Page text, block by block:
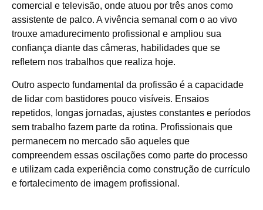
comercial e televisão, onde atuou por três anos como
assistente de palco. A vivência semanal com o ao vivo
trouxe amadurecimento profissional e ampliou sua
confiança diante das câmeras, habilidades que se
refletem nos trabalhos que realiza hoje.
Outro aspecto fundamental da profissão é a capacidade
de lidar com bastidores pouco visíveis. Ensaios
repetidos, longas jornadas, ajustes constantes e períodos
sem trabalho fazem parte da rotina. Profissionais que
permanecem no mercado são aqueles que
compreendem essas oscilações como parte do processo
e utilizam cada experiência como construção de currículo
e fortalecimento de imagem profissional.